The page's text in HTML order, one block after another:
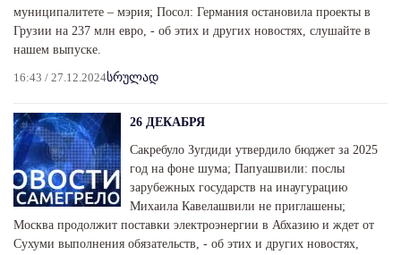
муниципалитете – мэрия; Посол: Германия остановила проекты в
Грузии на 237 млн евро, - об этих и других новостях, слушайте в
нашем выпуске.
16:43 / 27.12.2024სრულად
26 ДЕКАБРЯ
Сакребуло Зугдиди утвердило бюджет за 2025
год на фоне шума; Папуашвили: послы
зарубежных государств на инаугурацию
Михаила Кавелашвили не приглашены;
Москва продолжит поставки электроэнергии в Абхазию и ждет от
Сухуми выполнения обязательств, - об этих и других новостях,